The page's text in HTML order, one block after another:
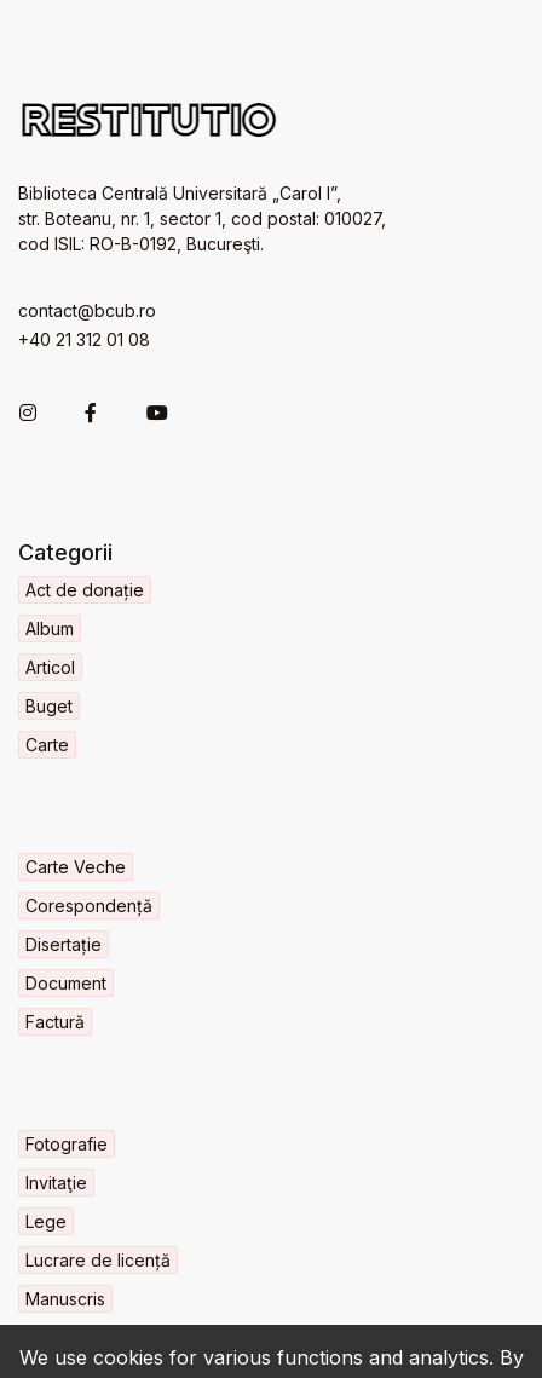
We use cookies for various functions and analytics. By
Biblioteca Centrală Universitară „Carol I”,
str. Boteanu, nr. 1, sector 1, cod postal: 010027,
cod ISIL: RO-B-0192, Bucureşti.
contact@bcub.ro
+40 21 312 01 08
Categorii
Act de donație
Album
Articol
Buget
Carte
Carte Veche
Corespondență
Disertație
Document
Factură
Fotografie
Invitaţie
Lege
Lucrare de licență
Manuscris